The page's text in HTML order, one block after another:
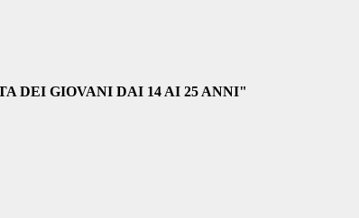
DEI GIOVANI DAI 14 AI 25 ANNI"